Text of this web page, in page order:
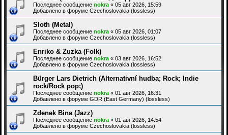
Последнее сообщение nokra « 05 авг 2026, 15:59
Добавлено в форуме Czechoslovakia (lossless)
Sloth (Metal)
Последнее сообщение nokra « 05 авг 2026, 01:07
Добавлено в форуме Czechoslovakia (lossless)
Enriko & Zuzka (Folk)
Последнее сообщение nokra « 03 авг 2026, 16:52
Добавлено в форуме Czechoslovakia (lossless)
Bürger Lars Dietrich (Alternativní hudba; Rock; Indie
rock/Rock pop;)
Последнее сообщение nokra « 01 авг 2026, 16:31
Добавлено в форуме GDR (East Germany) (lossless)
Zdenek Bina (Jazz)
Последнее сообщение nokra « 01 авг 2026, 14:54
Добавлено в форуме Czechoslovakia (lossless)